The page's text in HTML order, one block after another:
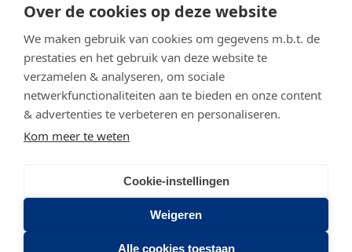
Over de cookies op deze website
We maken gebruik van cookies om gegevens m.b.t. de
prestaties en het gebruik van deze website te
verzamelen & analyseren, om sociale
netwerkfunctionaliteiten aan te bieden en onze content
& advertenties te verbeteren en personaliseren.
Kom meer te weten
Cookie-instellingen
Weigeren
Alle cookies toestaan
Stadsring 201